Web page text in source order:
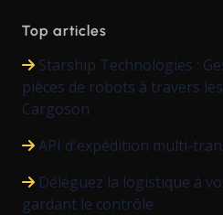
Top articles
Starship Technologies :
pièces de robots à travers
Cargoson
API d'expédition multi-
Déléguez la logistique à
gardant le contrôle